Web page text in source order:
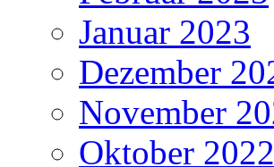
Januar 2023
Dezember
November
Oktober 2022